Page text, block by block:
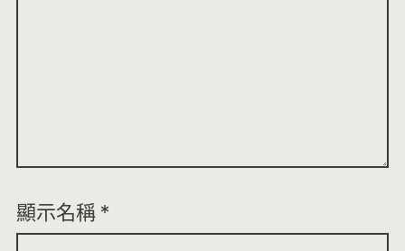
顯示名稱 *